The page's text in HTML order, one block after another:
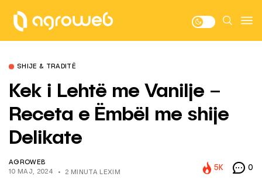
SHIJE & TRADITË
Kek i Lehtë me Vanilje –
Receta e Ëmbël me shije
Delikate
AGROWEB
10 MAJ, 2024
2 MINUTA LEXIM
5K 0